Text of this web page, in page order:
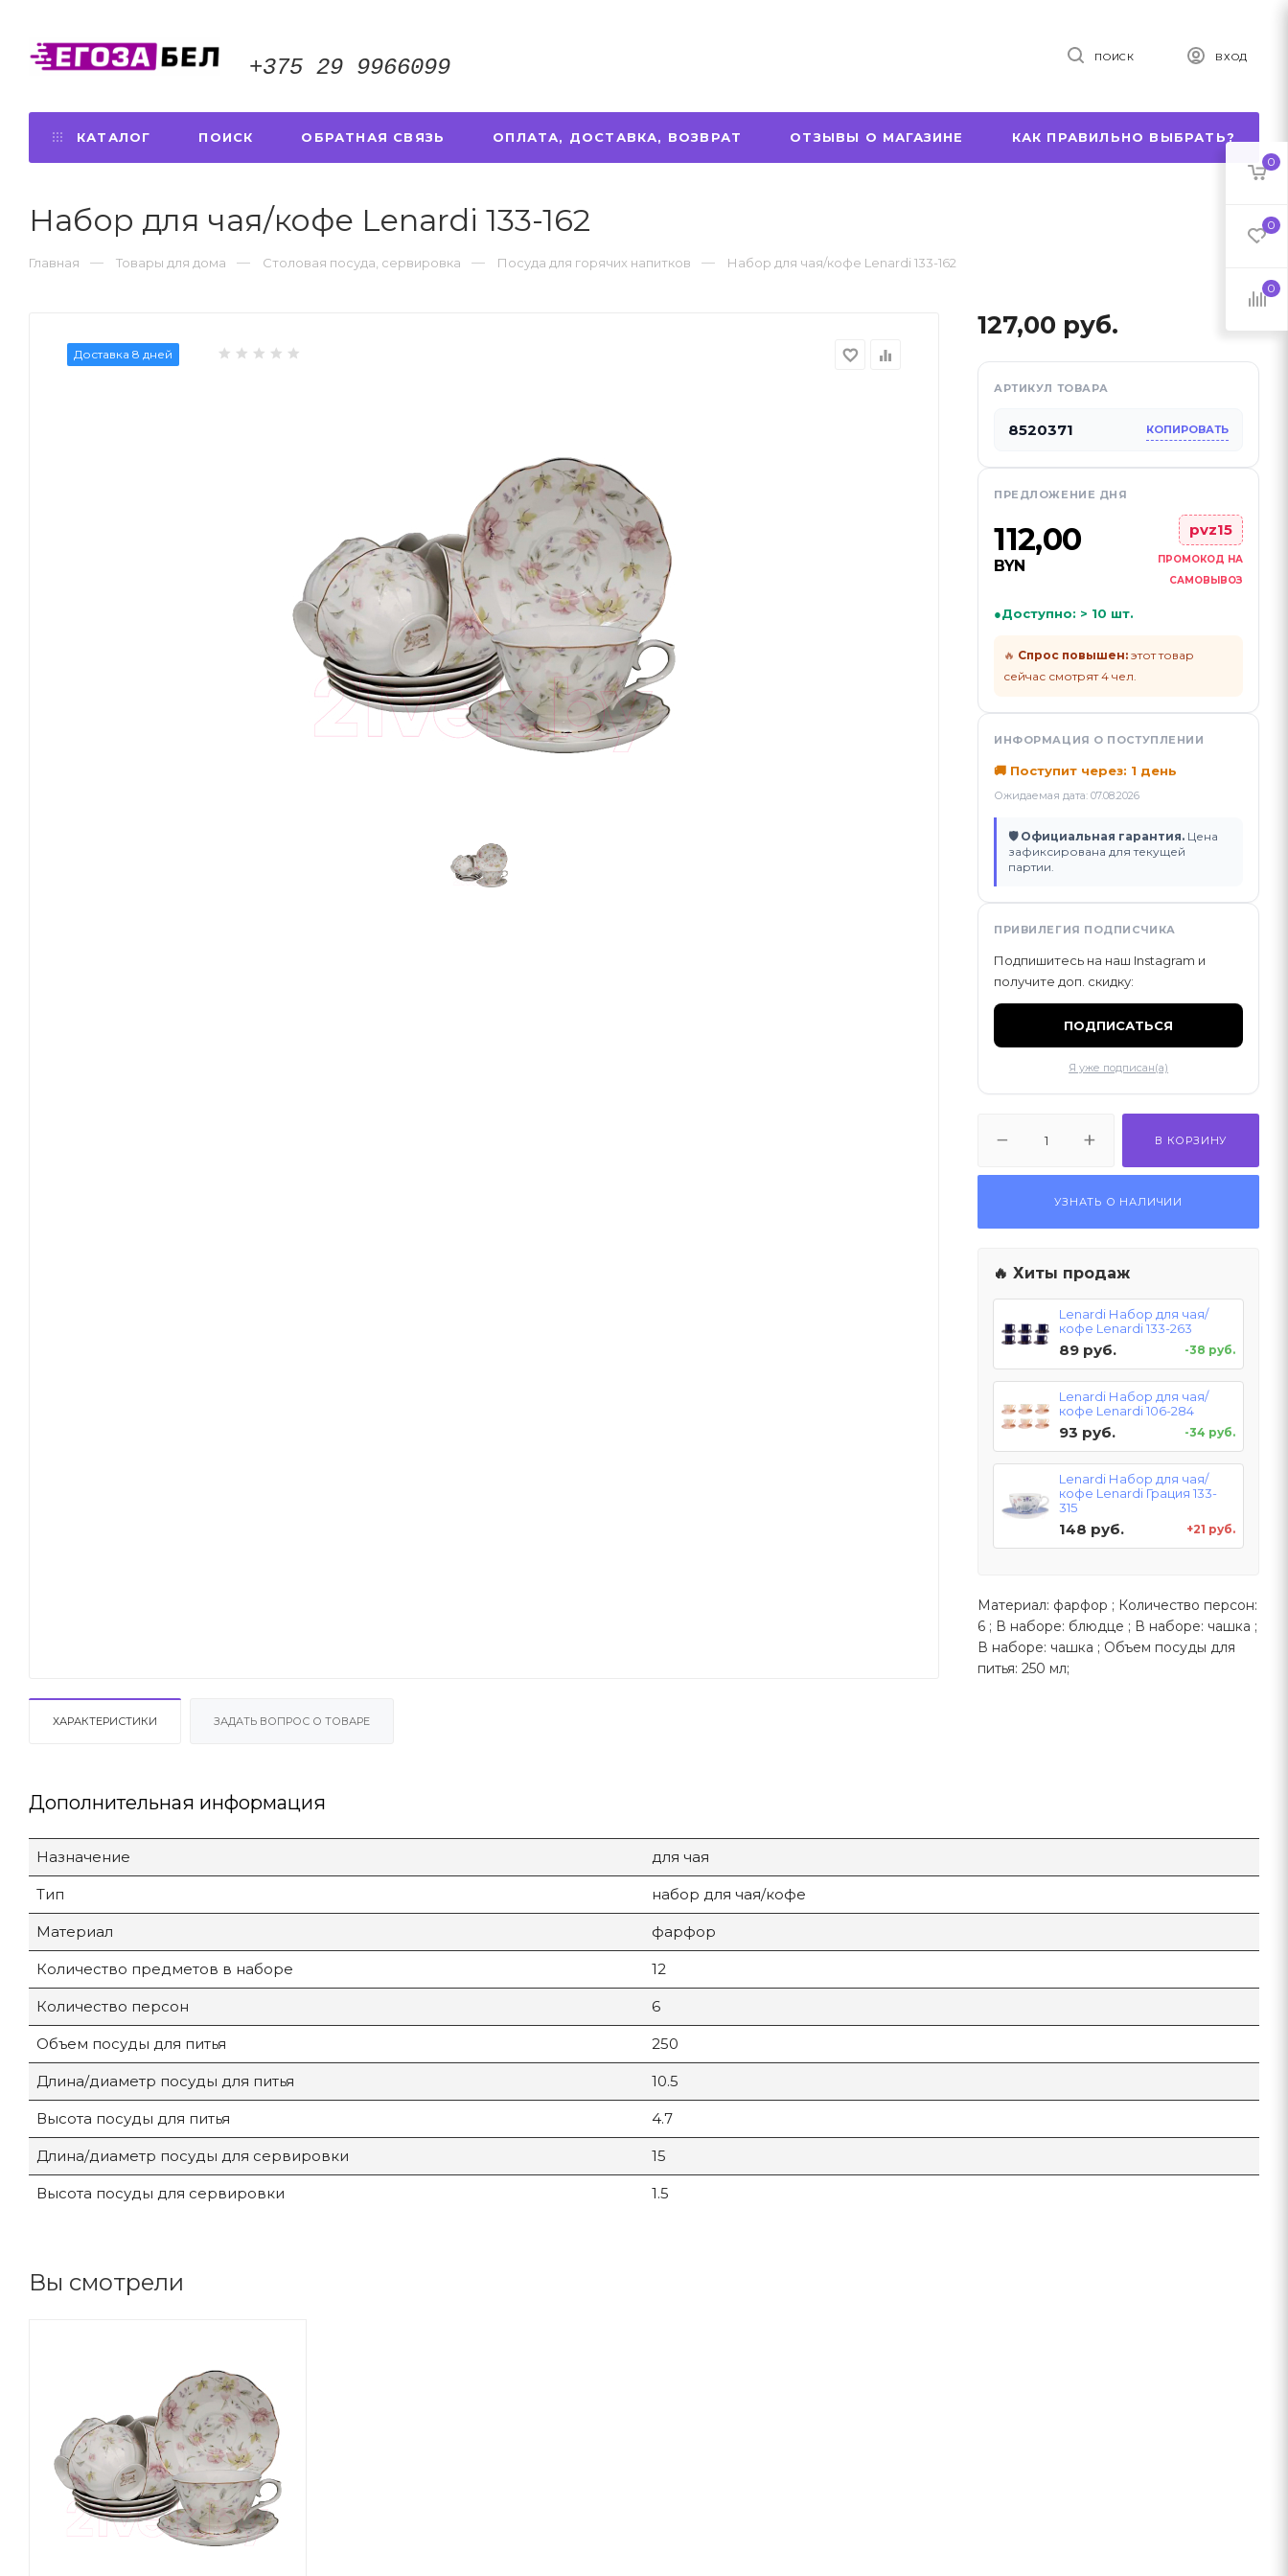
+375 29 9966099 ПОИСК ВХОД
КАТАЛОГ ПОИСК ОБРАТНАЯ СВЯЗЬ ОПЛАТА, ДОСТАВКА, ВОЗВРАТ ОТЗЫВЫ О МАГАЗИНЕ КАК ПРАВИЛЬНО ВЫБРАТЬ?
0
0
0
Набор для чая/кофе Lenardi 133-162
Главная Товары для дома Столовая посуда, сервировка Посуда для горячих напитков Набор для чая/кофе Lenardi 133-162
Доставка 8 дней favorite_border equalizer
127,00 руб.
АРТИКУЛ ТОВАРА
8520371 КОПИРОВАТЬ
ПРЕДЛОЖЕНИЕ ДНЯ
112,00
BYN
pvz15
ПРОМОКОД НА
САМОВЫВОЗ
●Доступно: > 10 шт.
🔥 Спрос повышен: этот товар
сейчас смотрят 4 чел.
ИНФОРМАЦИЯ О ПОСТУПЛЕНИИ
🚚 Поступит через: 1 день
Ожидаемая дата: 07.08.2026
🛡 Официальная гарантия. Цена
зафиксирована для текущей
партии.
ПРИВИЛЕГИЯ ПОДПИСЧИКА
Подпишитесь на наш Instagram и
получите доп. скидку:
ПОДПИСАТЬСЯ
Я уже подписан(а)
В КОРЗИНУ
УЗНАТЬ О НАЛИЧИИ
🔥 Хиты продаж
Lenardi Набор для чая/
кофе Lenardi 133-263
89 руб. -38 руб.
Lenardi Набор для чая/
кофе Lenardi 106-284
93 руб. -34 руб.
Lenardi Набор для чая/
кофе Lenardi Грация 133-
315
148 руб. +21 руб.
Материал: фарфор ; Количество персон:
6 ; В наборе: блюдце ; В наборе: чашка ;
В наборе: чашка ; Объем посуды для
питья: 250 мл;
ХАРАКТЕРИСТИКИ ЗАДАТЬ ВОПРОС О ТОВАРЕ
Дополнительная информация
Назначение для чая
Тип набор для чая/кофе
Материал фарфор
Количество предметов в наборе 12
Количество персон 6
Объем посуды для питья 250
Длина/диаметр посуды для питья 10.5
Высота посуды для питья 4.7
Длина/диаметр посуды для сервировки 15
Высота посуды для сервировки 1.5
Вы смотрели